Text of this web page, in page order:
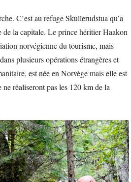
C’est au refuge Skullerudstua qu’a
de la capitale. Le prince héritier Haakon
norvégienne du tourisme, mais
plusieurs opérations étrangères et
est née en Norvège mais elle est
réaliseront pas les 120 km de la